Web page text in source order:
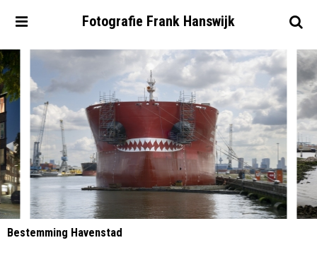
Fotografie Frank Hanswijk
Bestemming Havenstad